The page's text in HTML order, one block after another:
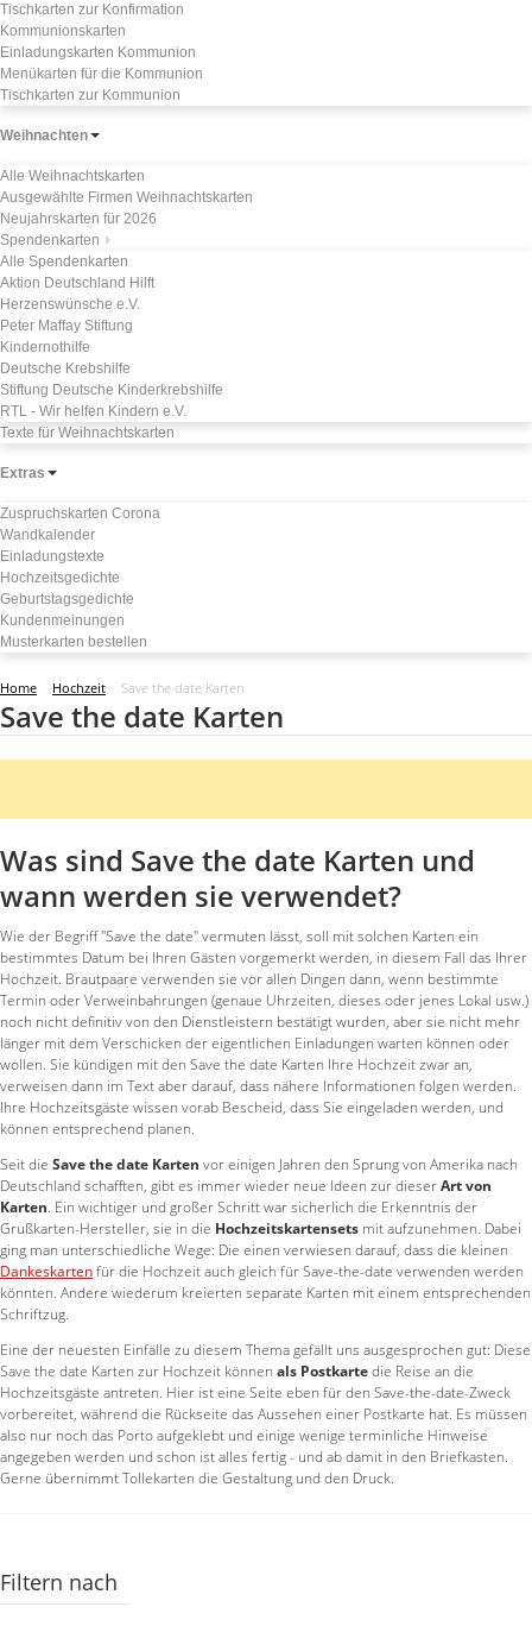
Tischkarten zur Konfirmation
Kommunionskarten
Einladungskarten Kommunion
Menükarten für die Kommunion
Tischkarten zur Kommunion
Weihnachten
Alle Weihnachtskarten
Ausgewählte Firmen Weihnachtskarten
Neujahrskarten für 2026
Spendenkarten
Alle Spendenkarten
Aktion Deutschland Hilft
Herzenswünsche e.V.
Peter Maffay Stiftung
Kindernothilfe
Deutsche Krebshilfe
Stiftung Deutsche Kinderkrebshilfe
RTL - Wir helfen Kindern e.V.
Texte für Weihnachtskarten
Extras
Zuspruchskarten Corona
Wandkalender
Einladungstexte
Hochzeitsgedichte
Geburtstagsgedichte
Kundenmeinungen
Musterkarten bestellen
Home Hochzeit Save the date Karten
Save the date Karten
Was sind Save the date Karten und
wann werden sie verwendet?
Wie der Begriff "Save the date" vermuten lässt, soll mit solchen Karten ein
bestimmtes Datum bei Ihren Gästen vorgemerkt werden, in diesem Fall das Ihrer
Hochzeit. Brautpaare verwenden sie vor allen Dingen dann, wenn bestimmte
Termin oder Verweinbahrungen (genaue Uhrzeiten, dieses oder jenes Lokal usw.)
noch nicht definitiv von den Dienstleistern bestätigt wurden, aber sie nicht mehr
länger mit dem Verschicken der eigentlichen Einladungen warten können oder
wollen. Sie kündigen mit den Save the date Karten Ihre Hochzeit zwar an,
verweisen dann im Text aber darauf, dass nähere Informationen folgen werden.
Ihre Hochzeitsgäste wissen vorab Bescheid, dass Sie eingeladen werden, und
können entsprechend planen.
Seit die Save the date Karten vor einigen Jahren den Sprung von Amerika nach
Deutschland schafften, gibt es immer wieder neue Ideen zur dieserArt von
Karten. Ein wichtiger und großer Schritt war sicherlich die Erkenntnis der
Grußkarten-Hersteller, sie in die Hochzeitskartensets mit aufzunehmen. Dabei
ging man unterschiedliche Wege: Die einen verwiesen darauf, dass die kleinen
Dankeskartenfür die Hochzeit auch gleich für Save-the-date verwenden werden
könnten. Andere wiederum kreierten separate Karten mit einem entsprechenden
Schriftzug.
Eine der neuesten Einfälle zu diesem Thema gefällt uns ausgesprochen gut: Diese
Save the date Karten zur Hochzeit können als Postkartedie Reise an die
Hochzeitsgäste antreten. Hier ist eine Seite eben für den Save-the-date-Zweck
vorbereitet, während die Rückseite das Aussehen einer Postkarte hat. Es müssen
also nur noch das Porto aufgeklebt und einige wenige terminliche Hinweise
angegeben werden und schon ist alles fertig - und ab damit in den Briefkasten.
Gerne übernimmt Tollekarten die Gestaltung und den Druck.
Filtern nach